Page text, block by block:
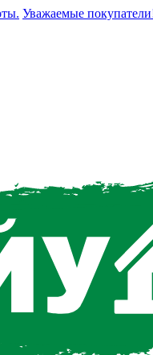
Уважаемые покупатели!